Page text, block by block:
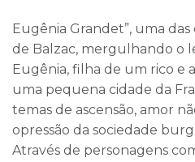
Eugênia Grandet”, uma
de Balzac, mergulhando o
Eugênia, filha de um rico e
uma pequena cidade da
temas de ascensão, amor
opressão da sociedade
Através de personagens